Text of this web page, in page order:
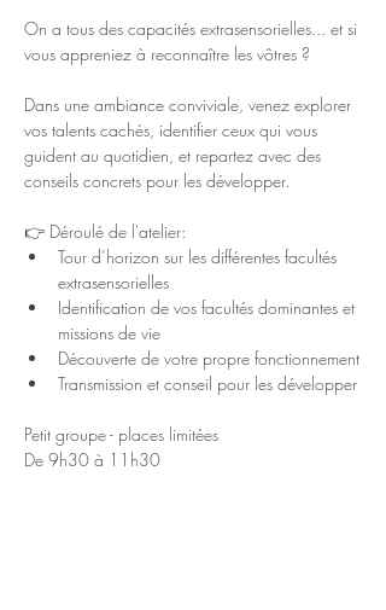
On a tous des capacités extrasensorielles... et si
vous appreniez à reconnaître les vôtres ?
Dans une ambiance conviviale, venez explorer
vos talents cachés, identifier ceux qui vous
guident au quotidien, et repartez avec des
conseils concrets pour les développer.
👉 Déroulé de l'atelier:
Tour d’horizon sur les différentes facultés
extrasensorielles
Identification de vos facultés dominantes et
missions de vie
Découverte de votre propre fonctionnement
Transmission et conseil pour les développer
Petit groupe - places limitées
De 9h30 à 11h30